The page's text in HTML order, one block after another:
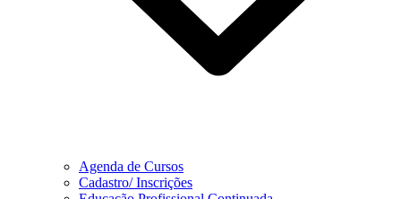
Agenda de Cursos
Cadastro/ Inscrições